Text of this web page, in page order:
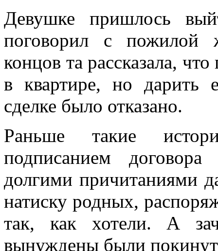
Девушке пришлось
поговорил с пожилой
концов та рассказала,
в квартире, но дарить
сделке было отказано.
Раньше такие
подписанием
долгими причитаниями
натиску родных,
так, как хотели. А
вынуждены были